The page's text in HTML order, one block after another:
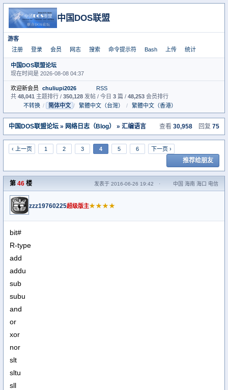
中国DOS联盟
游客
注册
登录 会员 网志 搜索 命令提示符 Bash 上传 统计
中国DOS联盟论坛
现在时间是 2026-08-08 04:37
欢迎新会员 chuliupi2026
RSS
共 48,041 主题排行 / 350,128 发帖 / 今日 3 篇 / 48,253 会员排行
不转换 / 简体中文 / 繁體中文（台灣） / 繁體中文（香港）
中国DOS联盟论坛 » 网络日志（Blog） » 汇编语言 查看 30,958 回复 75
‹ 上一页 1 2 3 4 5 6 下一页 ›
推荐给朋友
第 46 楼 发表于 2016-06-26 19:42 · 中国 海南 海口 电信
zzz19760225超级版主★★★★
bit#
R-type
add
addu
sub
subu
and
or
xor
nor
slt
sltu
sll